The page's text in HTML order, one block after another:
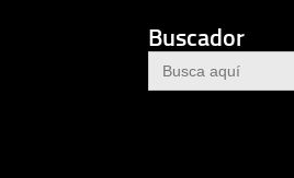
Buscador
Buscar: